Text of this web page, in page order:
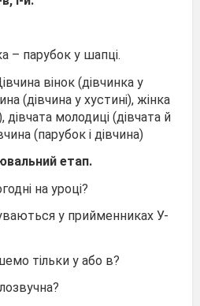
– парубок у шапці.
вінок (дівчинка у
(дівчина у хустині), жінка
дівчата молодиці (дівчата й
(парубок і дівчина)
етап.
на уроці?
у прийменниках У-
тільки у або в?